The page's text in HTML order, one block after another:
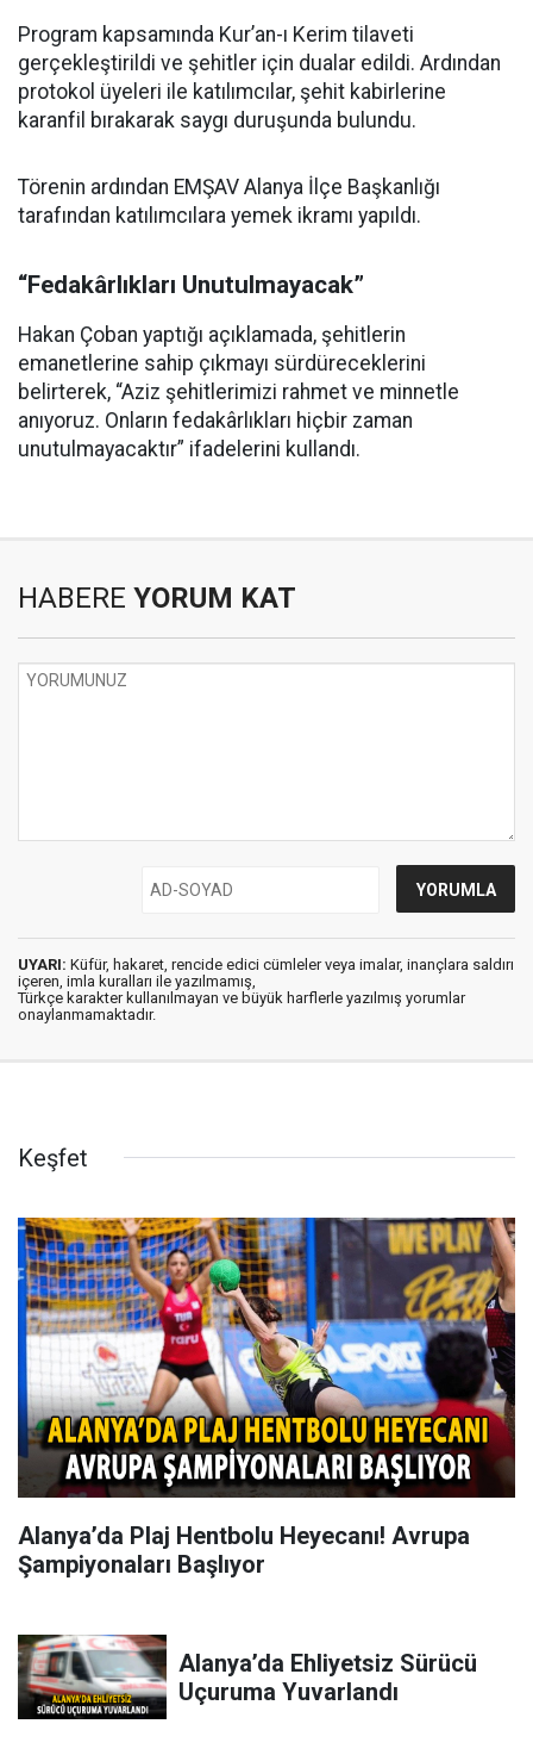
Program kapsamında Kur’an-ı Kerim tilaveti
gerçekleştirildi ve şehitler için dualar edildi. Ardından
protokol üyeleri ile katılımcılar, şehit kabirlerine
karanfil bırakarak saygı duruşunda bulundu.
Törenin ardından EMŞAV Alanya İlçe Başkanlığı
tarafından katılımcılara yemek ikramı yapıldı.
“Fedakârlıkları Unutulmayacak”
Hakan Çoban yaptığı açıklamada, şehitlerin
emanetlerine sahip çıkmayı sürdüreceklerini
belirterek, “Aziz şehitlerimizi rahmet ve minnetle
anıyoruz. Onların fedakârlıkları hiçbir zaman
unutulmayacaktır” ifadelerini kullandı.
HABERE YORUM KAT
UYARI: Küfür, hakaret, rencide edici cümleler veya imalar, inançlara saldırı
içeren, imla kuralları ile yazılmamış,
Türkçe karakter kullanılmayan ve büyük harflerle yazılmış yorumlar
onaylanmamaktadır.
Keşfet
Alanya’da Plaj Hentbolu Heyecanı! Avrupa
Şampiyonaları Başlıyor
Alanya’da Ehliyetsiz Sürücü
Uçuruma Yuvarlandı